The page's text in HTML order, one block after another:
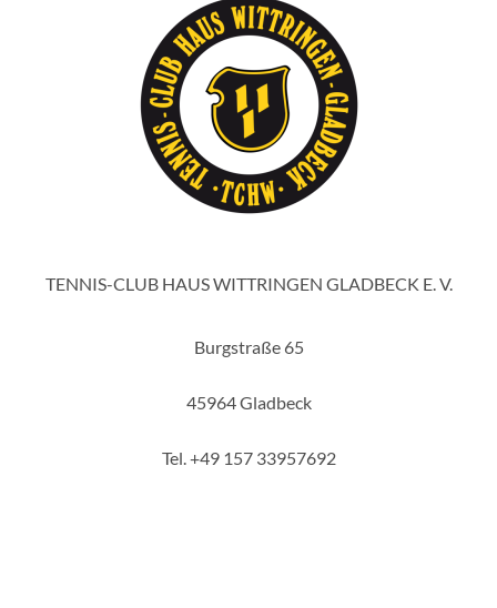
TENNIS-CLUB HAUS WITTRINGEN GLADBECK E. V.
Burgstraße 65
45964 Gladbeck
Tel. +49 157 33957692